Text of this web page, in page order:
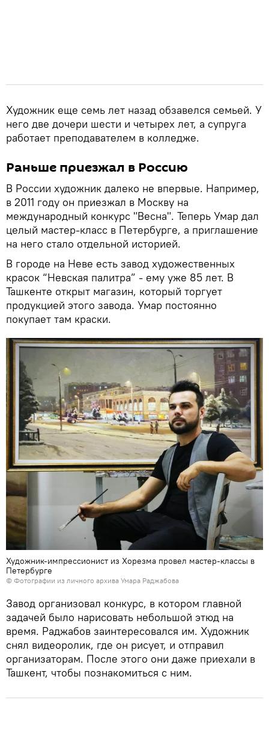
Художник еще семь лет назад обзавелся семьей. У
него две дочери шести и четырех лет, а супруга
работает преподавателем в колледже.
Раньше приезжал в Россию
В России художник далеко не впервые. Например,
в 2011 году он приезжал в Москву на
международный конкурс "Весна". Теперь Умар дал
целый мастер-класс в Петербурге, а приглашение
на него стало отдельной историей.
В городе на Неве есть завод художественных
красок “Невская палитра” - ему уже 85 лет. В
Ташкенте открыт магазин, который торгует
продукцией этого завода. Умар постоянно
покупает там краски.
Художник-импрессионист из Хорезма провел мастер-классы в
Петербурге
© Фотографии из личного архива Умара Раджабова
Завод организовал конкурс, в котором главной
задачей было нарисовать небольшой этюд на
время. Раджабов заинтересовался им. Художник
снял видеоролик, где он рисует, и отправил
организаторам. После этого они даже приехали в
Ташкент, чтобы познакомиться с ним.